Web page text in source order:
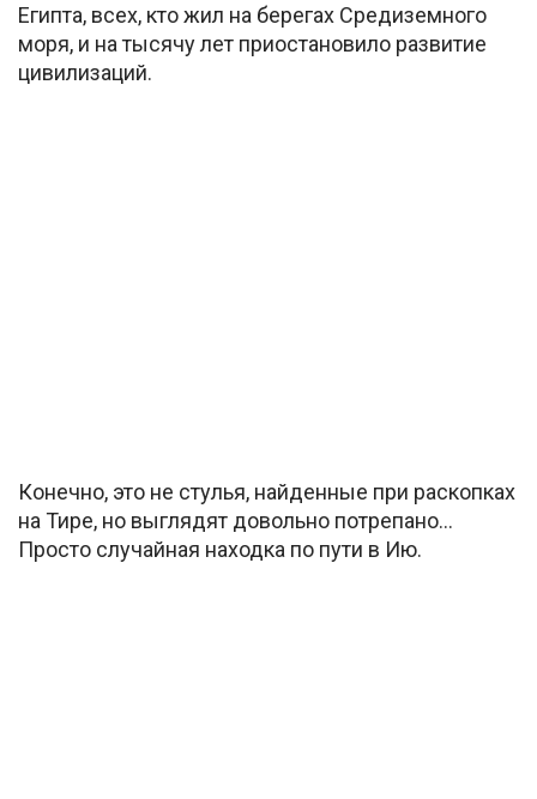
Египта, всех, кто жил на берегах Средиземного
моря, и на тысячу лет приостановило развитие
цивилизаций.
Конечно, это не стулья, найденные при раскопках
на Тире, но выглядят довольно потрепано…
Просто случайная находка по пути в Ию.